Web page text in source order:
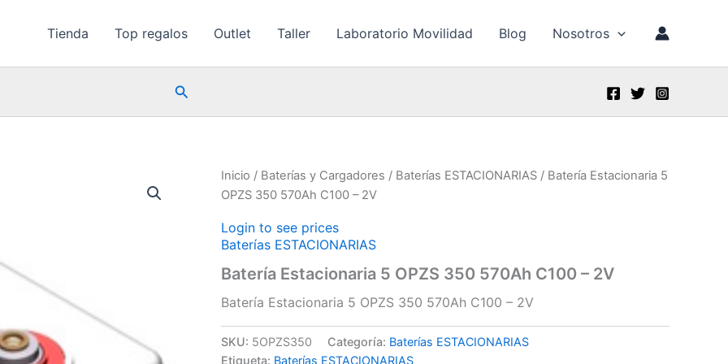
Tienda Top regalos Outlet Taller Laboratorio Movilidad Blog Nosotros
Buscar
Inicio / Baterías y Cargadores / Baterías ESTACIONARIAS / Batería Estacionaria 5
OPZS 350 570Ah C100 – 2V
Login to see prices
Baterías ESTACIONARIAS
Batería Estacionaria 5 OPZS 350 570Ah C100 – 2V
Batería Estacionaria 5 OPZS 350 570Ah C100 – 2V
SKU: 5OPZS350 Categoría: Baterías ESTACIONARIAS
Etiqueta: Baterías ESTACIONARIAS